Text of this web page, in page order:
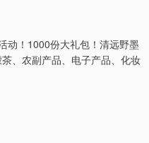
动！1000份大礼包！清远野墨
、农副产品、电子产品、化妆